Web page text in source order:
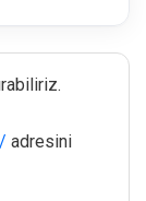
adresini